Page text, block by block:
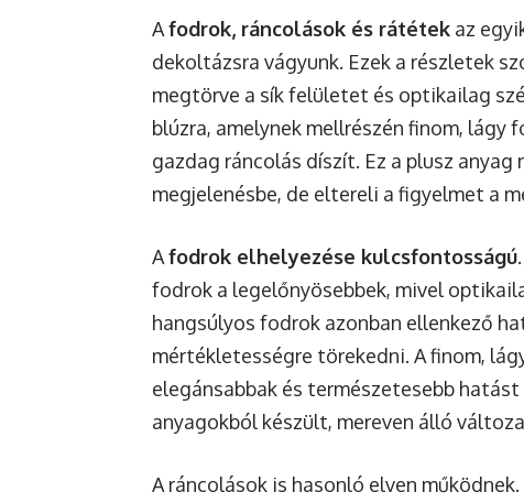
Afodrok, ráncolások és rátétek az
dekoltázsra vágyunk. Ezek a részletek
megtörve a sík felületet és optikailag
blúzra, amelynek mellrészén finom,
gazdag ráncolás díszít. Ez a plusz
megjelenésbe, de eltereli a figyelmet a
Afodrok elhelyezése kulcsfontosságú
fodrok a legelőnyösebbek, mivel
hangsúlyos fodrok azonban ellenkező
mértékletességre törekedni. A finom,
elegánsabbak és természetesebb
anyagokból készült, mereven álló
A ráncolások is hasonló elven